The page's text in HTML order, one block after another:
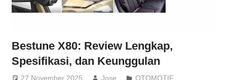
Bestune X80: Review Lengkap,
Spesifikasi, dan Keunggulan
27 November 2025 Jose OTOMOTIF